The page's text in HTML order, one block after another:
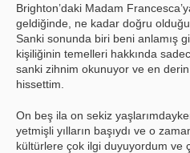
Brighton’daki Madam
geldiğinde, ne kadar doğru
Sanki sonunda biri beni anlamış
kişiliğinin temelleri hakkında
sanki zihnim okunuyor ve en derin
hissettim.
On beş ila on sekiz
yetmişli yılların başıydı ve o
kültürlere çok ilgi duyuyordum ve